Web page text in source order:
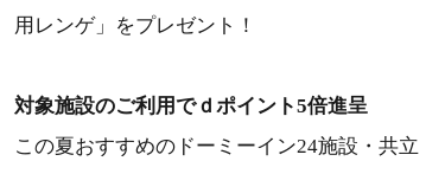
用レンゲ」をプレゼント！
対象施設のご利用でｄポイント5倍進呈
この夏おすすめのドーミーイン24施設・共立